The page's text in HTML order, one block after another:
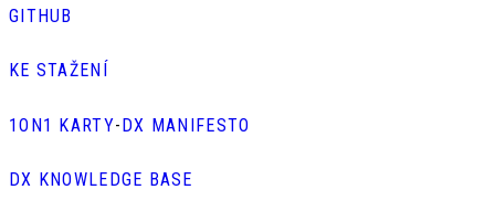
GITHUB
KE STAŽENÍ
1ON1 KARTY- DX MANIFESTO
DX KNOWLEDGE BASE